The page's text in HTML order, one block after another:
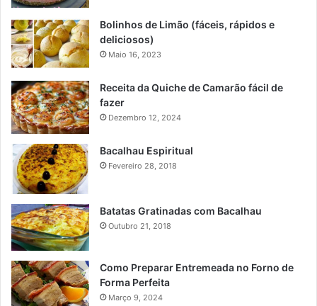
Bolinhos de Limão (fáceis, rápidos e
deliciosos)
Maio 16, 2023
Receita da Quiche de Camarão fácil de
fazer
Dezembro 12, 2024
Bacalhau Espiritual
Fevereiro 28, 2018
Batatas Gratinadas com Bacalhau
Outubro 21, 2018
Como Preparar Entremeada no Forno de
Forma Perfeita
Março 9, 2024